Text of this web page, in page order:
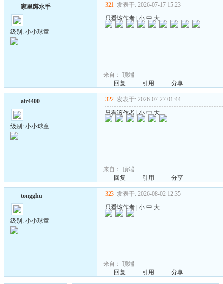
家里蹲水手
级别: 小小球童
321 发表于: 2026-07-17 15:23
只看该作者 |小 中 大
来自： 顶端
回复
引用 分享
air4400
级别: 小小球童
322 发表于: 2026-07-27 01:44
只看该作者 |小 中 大
来自： 顶端
回复
引用 分享
tongghu
级别: 小小球童
323 发表于: 2026-08-02 12:35
只看该作者 小 中 大
来自： 顶端
回复
引用 分享